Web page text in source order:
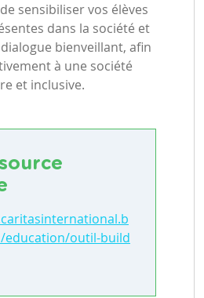
sensibiliser vos élèves
dans la société et
bienveillant, afin
à une société
et inclusive.
outil-build